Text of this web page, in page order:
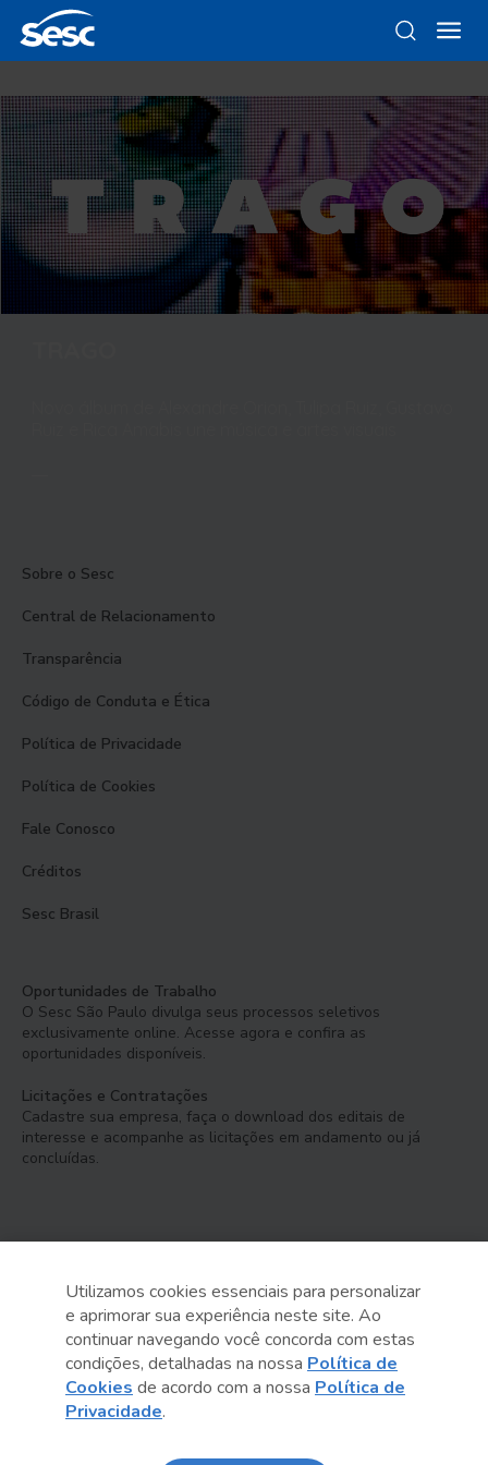
Sobre o Sesc
Central de Relacionamento
Transparência
Código de Conduta e Ética
Política de Privacidade
Política de Cookies
Fale Conosco
Créditos
Sesc Brasil
Oportunidades de Trabalho
O Sesc São Paulo divulga seus processos seletivos
exclusivamente online. Acesse agora e confira as
oportunidades disponíveis.
Licitações e Contratações
Cadastre sua empresa, faça o download dos editais de
interesse e acompanhe as licitações em andamento ou já
concluídas.
Serviço Social do Comércio
Administração Regional no Estado de São Paulo
Sesc São Paulo por aí:
Utilizamos cookies essenciais para personalizar
e aprimorar sua experiência neste site. Ao
continuar navegando você concorda com estas
condições, detalhadas na nossa Política de
Cookies de acordo com a nossa Política de
Privacidade.